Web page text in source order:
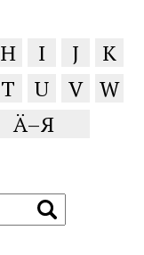
H I J
K
T U V W
Ä–Я